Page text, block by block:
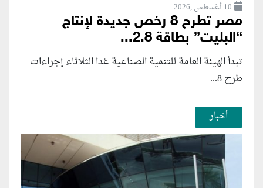
10 أغسطس ,2026
مصر تطرح 8 رخص جديدة لإنتاج
“البليت” بطاقة 2.8...
تبدأ الهيئة العامة للتنمية الصناعية غدا الثلاثاء إجراءات
طرح 8...
أخبار